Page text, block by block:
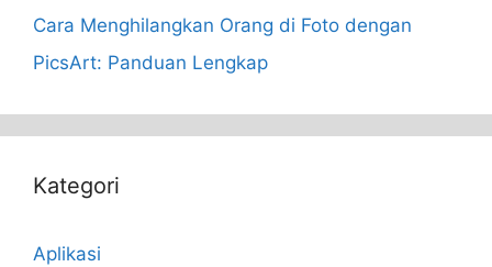
Cara Menghilangkan Orang di Foto dengan
PicsArt: Panduan Lengkap
Kategori
Aplikasi